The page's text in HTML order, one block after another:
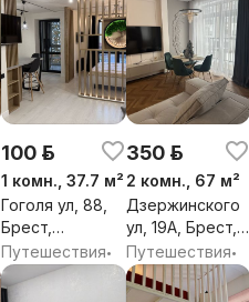
100 р.
1 комн., 37.7 м²
Гоголя ул, 88,
Брест,
Брестская обл.
Путешествия•
350 р.
2 комн., 67 м²
Дзержинского
ул, 19А, Брест,
Брестская обл.
Путешествия•